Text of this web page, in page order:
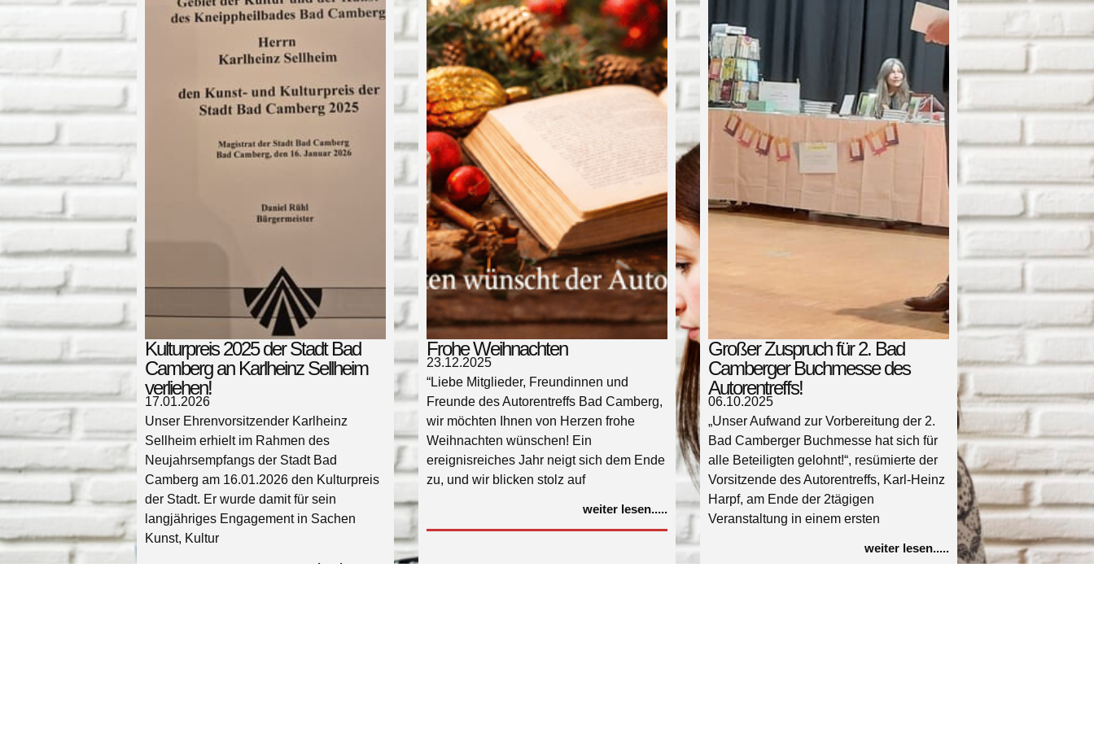
Kulturpreis 2025 der Stadt Bad
Camberg an Karlheinz Sellheim
verliehen!
17.01.2026
Unser Ehrenvorsitzender Karlheinz
Sellheim erhielt im Rahmen des
Neujahrsempfangs der Stadt Bad
Camberg am 16.01.2026 den Kulturpreis
der Stadt. Er wurde damit für sein
langjähriges Engagement in Sachen
Kunst, Kultur
weiter lesen.....
Frohe Weihnachten
23.12.2025
“Liebe Mitglieder, Freundinnen und
Freunde des Autorentreffs Bad Camberg,
wir möchten Ihnen von Herzen frohe
Weihnachten wünschen! Ein
ereignisreiches Jahr neigt sich dem Ende
zu, und wir blicken stolz auf
weiter lesen.....
Großer Zuspruch für 2. Bad
Camberger Buchmesse des
Autorentreffs!
06.10.2025
„Unser Aufwand zur Vorbereitung der 2.
Bad Camberger Buchmesse hat sich für
alle Beteiligten gelohnt!“, resümierte der
Vorsitzende des Autorentreffs, Karl-Heinz
Harpf, am Ende der 2tägigen
Veranstaltung in einem ersten
weiter lesen.....